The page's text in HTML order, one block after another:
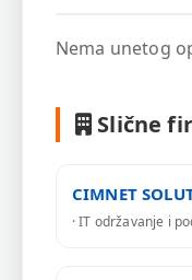
Nema unetog
Slične
CIMNET
· IT održavanje i